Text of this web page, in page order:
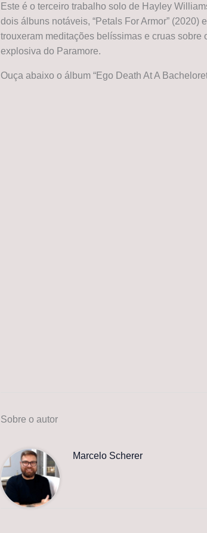
Este é o terceiro trabalho solo de Hayley
dois álbuns notáveis, “Petals For Armor” (2020)
trouxeram meditações belíssimas e cruas sobre
explosiva do Paramore.
Ouça abaixo o álbum “Ego Death At A
Sobre o autor
Marcelo Scherer